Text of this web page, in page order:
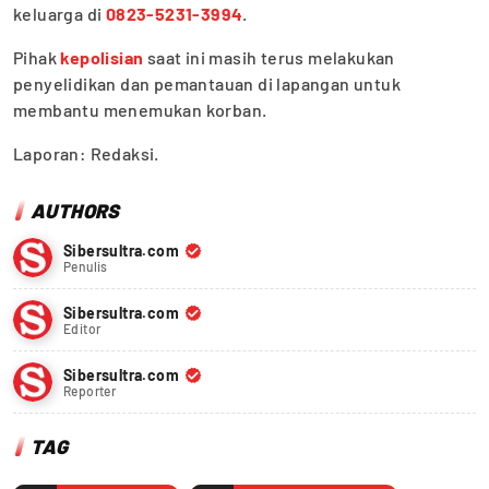
keluarga di 0823-5231-3994.
Pihakkepolisian saat ini masih terus melakukan
penyelidikan dan pemantauan di lapangan untuk
membantu menemukan korban.
Laporan: Redaksi.
AUTHORS
Sibersultra.com
Penulis
Sibersultra.com
Editor
Sibersultra.com
Reporter
TAG